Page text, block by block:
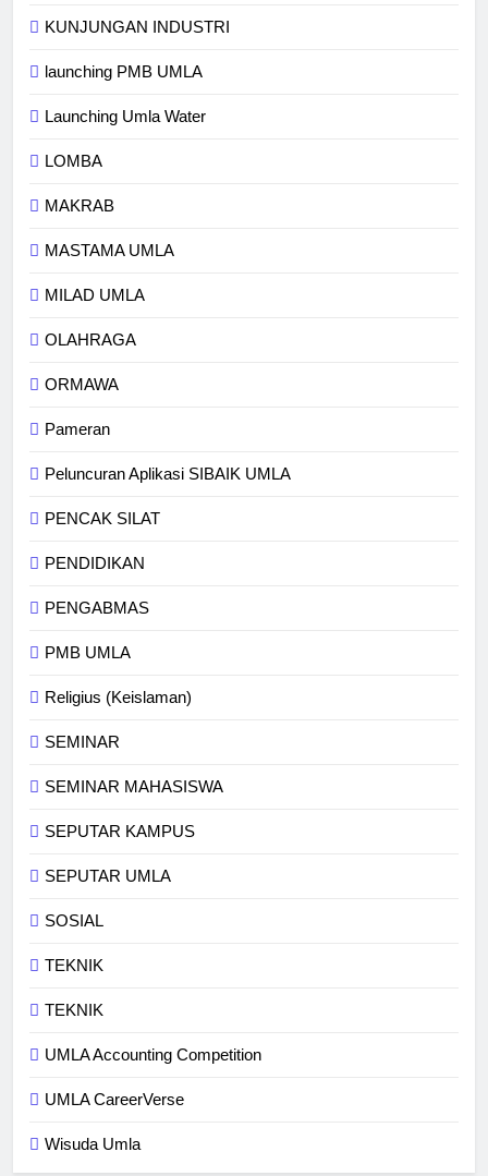
KUNJUNGAN INDUSTRI
launching PMB UMLA
Launching Umla Water
LOMBA
MAKRAB
MASTAMA UMLA
MILAD UMLA
OLAHRAGA
ORMAWA
Pameran
Peluncuran Aplikasi SIBAIK UMLA
PENCAK SILAT
PENDIDIKAN
PENGABMAS
PMB UMLA
Religius (Keislaman)
SEMINAR
SEMINAR MAHASISWA
SEPUTAR KAMPUS
SEPUTAR UMLA
SOSIAL
TEKNIK
TEKNIK
UMLA Accounting Competition
UMLA CareerVerse
Wisuda Umla